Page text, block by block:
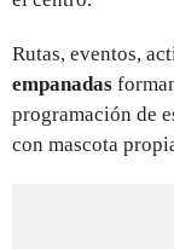
Rutas, eventos,
empanadas
programación de
con mascota